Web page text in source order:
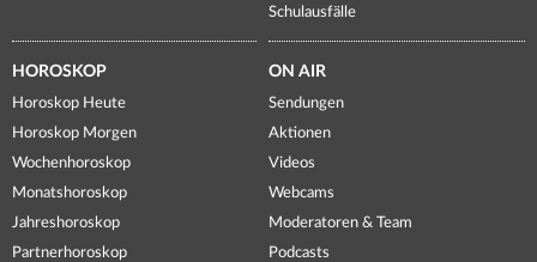
Schulausfälle
HOROSKOP
Horoskop Heute
Horoskop Morgen
Wochenhoroskop
Monatshoroskop
Jahreshoroskop
Partnerhoroskop
ON AIR
Sendungen
Aktionen
Videos
Webcams
Moderatoren & Team
Podcasts